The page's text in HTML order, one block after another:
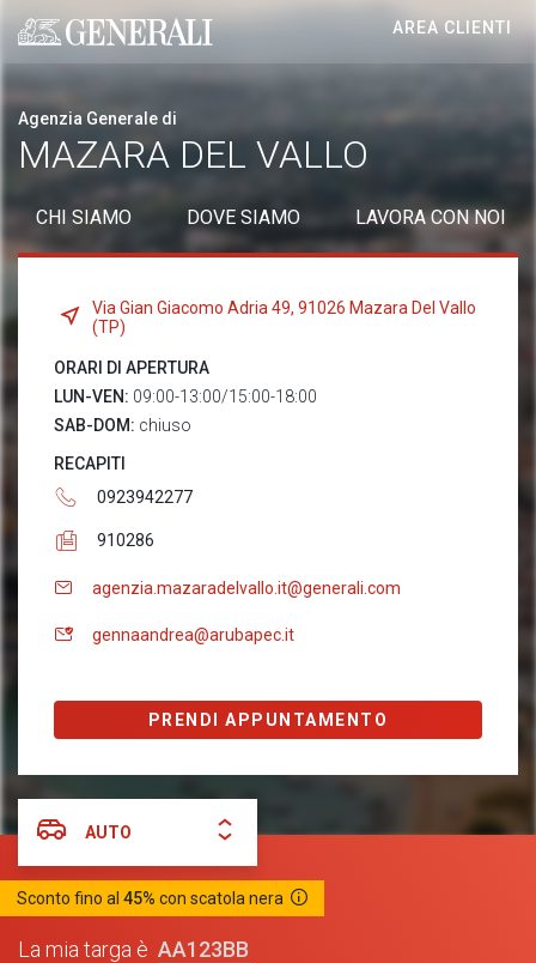
Generali logo
AREA CLIENTI
Agenzia Generale di
MAZARA DEL VALLO
CHI SIAMO DOVE SIAMO LAVORA CON NOI
Via Gian Giacomo Adria 49, 91026 Mazara Del Vallo
(TP)
ORARI DI APERTURA
LUN-VEN: 09:00-13:00/15:00-18:00
SAB-DOM: chiuso
RECAPITI
0923942277
910286
agenzia.mazaradelvallo.it@generali.com
gennaandrea@arubapec.it
PRENDI APPUNTAMENTO
AUTO
Sconto fino al 45% con scatola nera
La mia targa è
AA123BB